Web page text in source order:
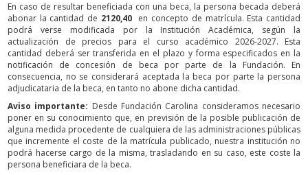
En caso de resultar beneficiada con una beca, la persona becada deberá
abonar la cantidad de 2120,40en concepto de matrícula. Esta cantidad
podrá verse modificada por la Institución Académica, según la
actualización de precios para el curso académico 2026-2027. Esta
cantidad deberá ser transferida en el plazo y forma especificados en la
notificación de concesión de beca por parte de la Fundación. En
consecuencia, no se considerará aceptada la beca por parte la persona
adjudicataria de la beca, en tanto no abone dicha cantidad.
Aviso importante: Desde Fundación Carolina consideramos necesario
poner en su conocimiento que, en previsión de la posible publicación de
alguna medida procedente de cualquiera de las administraciones públicas
que incremente el coste de la matrícula publicado, nuestra institución no
podrá hacerse cargo de la misma, trasladando en su caso, este coste la
persona beneficiara de la beca.